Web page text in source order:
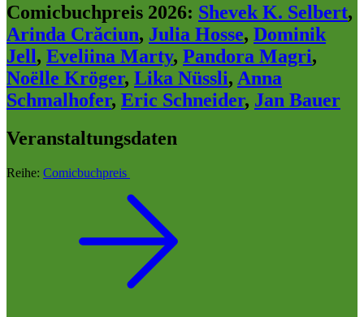
Comicbuchpreis 2026: Shevek K. Selbert,
Arinda Crăciun, Julia Hosse, Dominik
Jell, Eveliina Marty, Pandora Magri,
Noëlle Kröger, Lika Nüssli, Anna
Schmalhofer, Eric Schneider, Jan Bauer
Veranstaltungsdaten
Reihe: Comicbuchpreis